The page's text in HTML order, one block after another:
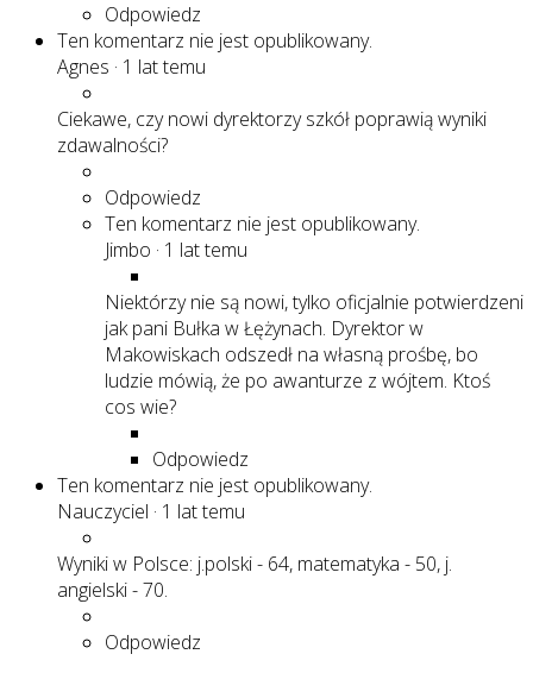
Odpowiedz
Ten komentarz nie jest opublikowany.
Agnes · 1 lat temu
Ciekawe, czy nowi dyrektorzy szkół poprawią wyniki
zdawalności?
Odpowiedz
Ten komentarz nie jest opublikowany.
Jimbo · 1 lat temu
Niektórzy nie są nowi, tylko oficjalnie potwierdzeni
jak pani Bułka w Łężynach. Dyrektor w
Makowiskach odszedł na własną prośbę, bo
ludzie mówią, że po awanturze z wójtem. Ktoś
cos wie?
Odpowiedz
Ten komentarz nie jest opublikowany.
Nauczyciel · 1 lat temu
Wyniki w Polsce: j.polski - 64, matematyka - 50, j.
angielski - 70.
Odpowiedz